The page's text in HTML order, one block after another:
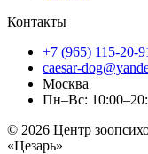
Контакты
+7 (965) 115-20-
caesar-
Москва
Пн–Вс:
© 2026 Центр
«Цезарь»